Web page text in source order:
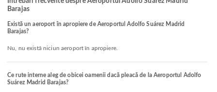
Barajas
Există un aeroport în apropiere de Aeroportul Adolfo Suárez Madrid
Barajas?
Nu, nu există niciun aeroport în apropiere.
Ce rute interne aleg de obicei oamenii dacă pleacă de la Aeroportul Adolfo
Suárez Madrid Barajas?